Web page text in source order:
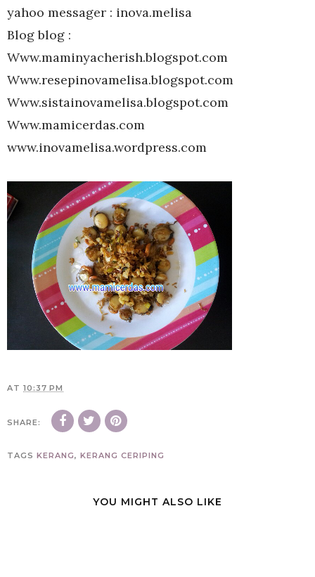
yahoo messager : inova.melisa
Blog blog :
Www.maminyacherish.blogspot.com
Www.resepinovamelisa.blogspot.com
Www.sistainovamelisa.blogspot.com
Www.mamicerdas.com
www.inovamelisa.wordpress.com
AT 10:37 PM
SHARE:
TAGS KERANG, KERANG CERIPING
YOU MIGHT ALSO LIKE